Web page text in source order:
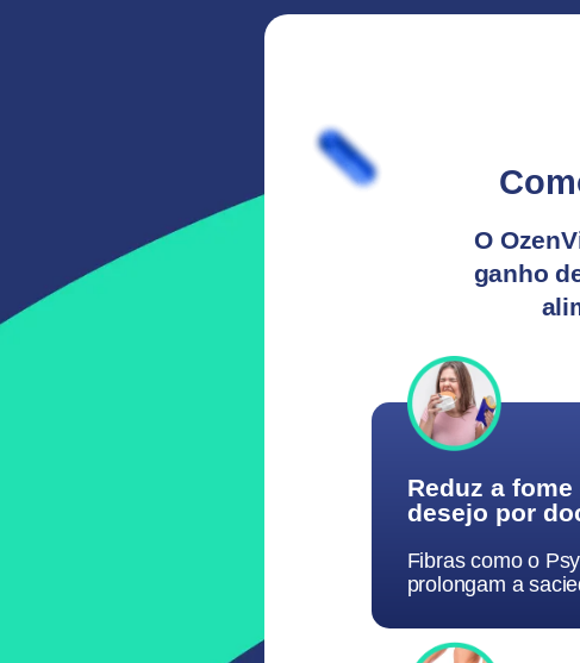
O
ganho
Reduz a fome
desejo por
Fibras como o
prolongam a